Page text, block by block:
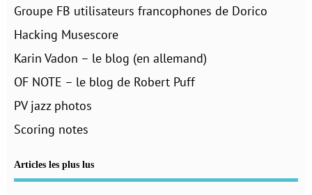
Groupe FB utilisateurs francophones de Dorico
Hacking Musescore
Karin Vadon – le blog (en allemand)
OF NOTE – le blog de Robert Puff
PV jazz photos
Scoring notes
Articles les plus lus